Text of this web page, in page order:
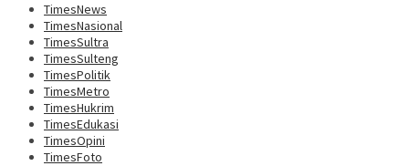
TimesNews
TimesNasional
TimesSultra
TimesSulteng
TimesPolitik
TimesMetro
TimesHukrim
TimesEdukasi
TimesOpini
TimesFoto